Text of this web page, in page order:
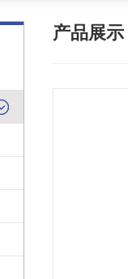
产品展示